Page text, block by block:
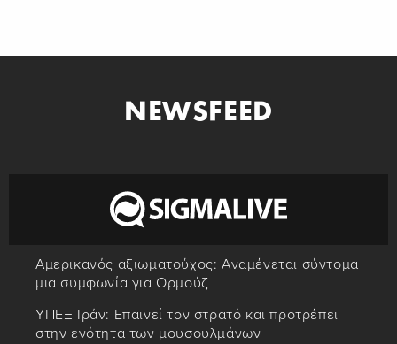
NEWSFEED
Αμερικανός αξιωματούχος: Αναμένεται σύντομα
μια συμφωνία για Ορμούζ
ΥΠΕΞ Ιράν: Επαινεί τον στρατό και προτρέπει
στην ενότητα των μουσουλμάνων